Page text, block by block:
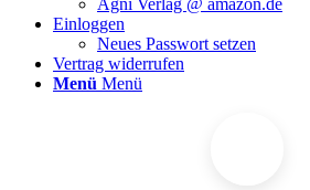
Agni Verlag @ amazon.de
Einloggen
Neues Passwort setzen
Vertrag widerrufen
Menü Menü